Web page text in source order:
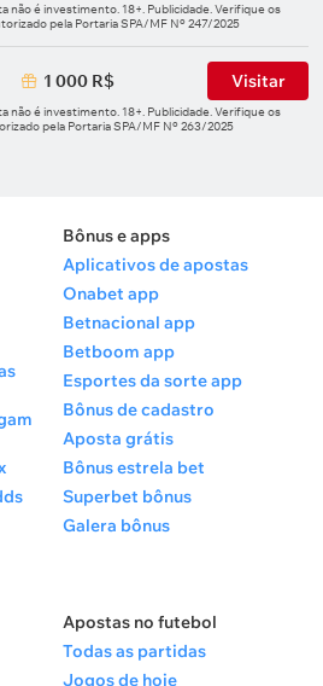
não é investimento. 18+. Publicidade. Verifique os
pela Portaria SPA/MF Nº 247/2025
1 000 R$ Visitar
não é investimento. 18+. Publicidade. Verifique os
pela Portaria SPA/MF Nº 263/2025
Bônus e apps
Aplicativos de apostas
Onabet app
Betnacional app
Betboom app
Esportes da sorte app
Bônus de cadastro
Aposta grátis
Bônus estrela bet
Superbet bônus
Galera bônus
Apostas no futebol
Todas as partidas
Jogos de hoje